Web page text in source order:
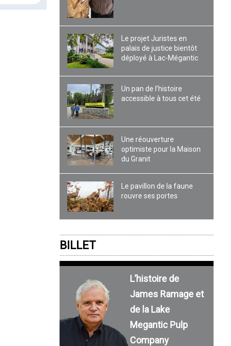
Le projet Juristes en
palais de justice bientôt
déployé à Lac-Mégantic
Un pan de l’histoire
accessible à tous cet été
Une réouverture
optimiste pour la Maison
du Granit
Le pavillon de la faune
rouvre ses portes
BILLET
L’histoire de
James Ramage et
de la Lake
Megantic Pulp
Company